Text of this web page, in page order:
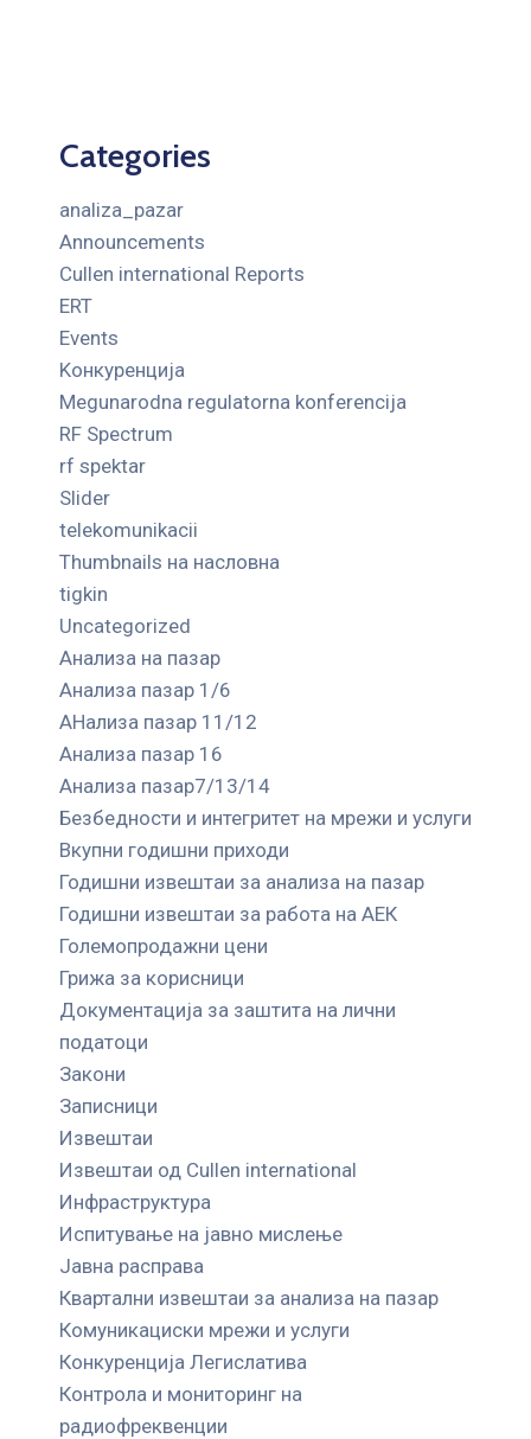
Categories
analiza_pazar
Announcements
Cullen international Reports
ERT
Events
Kонкуренција
Megunarodna regulatorna konferencija
RF Spectrum
rf spektar
Slider
telekomunikacii
Thumbnails на насловна
tigkin
Uncategorized
Анализа на пазар
Анализа пазар 1/6
АНализа пазар 11/12
Анализа пазар 16
Анализа пазар7/13/14
Безбедности и интегритет на мрежи и услуги
Вкупни годишни приходи
Годишни извештаи за анализа на пазар
Годишни извештаи за работа на АЕК
Големопродажни цени
Грижа за корисници
Документација за заштита на лични
податоци
Закони
Записници
Извештаи
Извештаи од Cullen international
Инфраструктура
Испитување на јавно мислење
Јавна расправа
Квартални извештаи за анализа на пазар
Комуникациски мрежи и услуги
Конкуренција Легислатива
Контрола и мониторинг на
радиофреквенции